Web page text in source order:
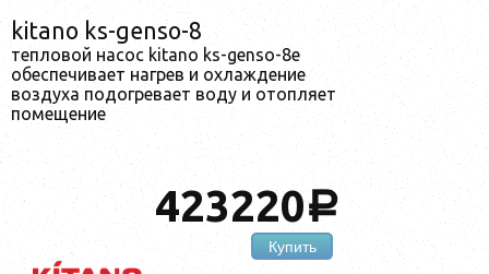
kitano ks-genso-8
тепловой насос kitano ks-genso-8e
обеспечивает нагрев и охлаждение
воздуха подогревает воду и отопляет
помещение
423220a
Купить